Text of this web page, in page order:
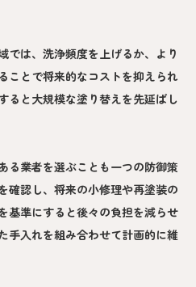
では、洗浄頻度を上げるか、より
ことで将来的なコストを抑えられ
ると大規模な塗り替えを先延ばし
る業者を選ぶことも一つの防御策
確認し、将来の小修理や再塗装の
基準にすると後々の負担を減らせ
手入れを組み合わせて計画的に維